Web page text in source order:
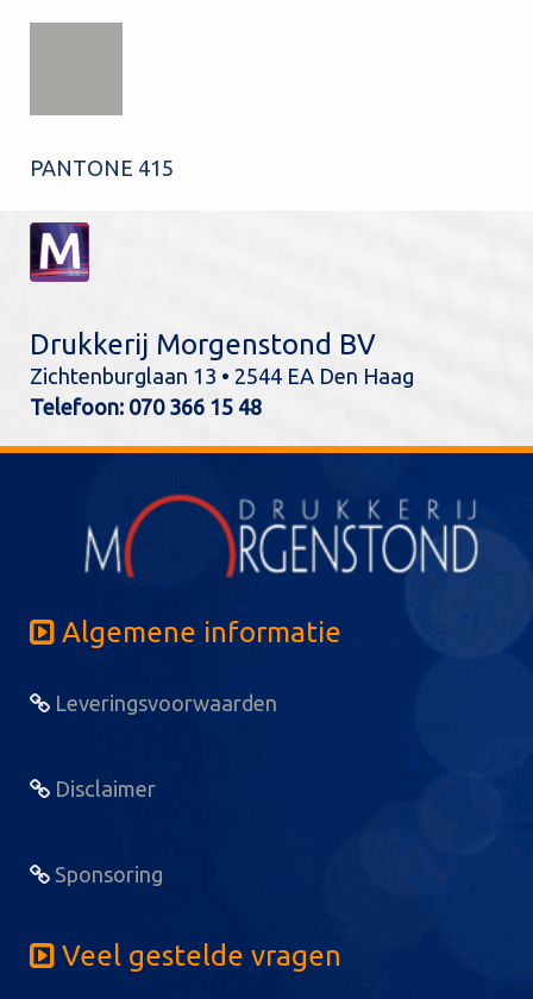
PANTONE 415
Drukkerij Morgenstond BV
Zichtenburglaan 13 • 2544 EA Den Haag
Telefoon: 070 366 15 48
Algemene informatie
Leveringsvoorwaarden
Disclaimer
Sponsoring
Veel gestelde vragen